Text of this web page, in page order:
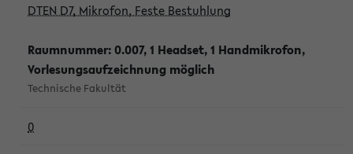
DTEN D7, Mikrofon, Feste Bestuhlung
Raumnummer: 0.007, 1 Headset, 1 Handmikrofon,
Vorlesungsaufzeichnung möglich
Technische Fakultät
0